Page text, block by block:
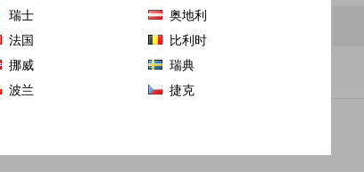
GH-JS-10907
瑞士
奥地利
法国
比利时
挪威
瑞典
波兰
捷克